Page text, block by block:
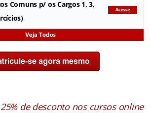
Comuns p/ os Cargos 1, 3,
de desconto nos cursos online